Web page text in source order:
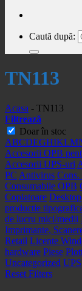
Caută după:
TN113
Acasa - TN113
Filtrează
Doar în stoc
ABCDEGHIKLM
Accesorii OPB
Accesorii UPS-uri
PC Antivirus Cons.
Consumabile OPB
Copiatoare Desktop
productie
de lucru mici/medii
Imprimante,
Retail Licente
hardware Piese
Uncategorized UPS
Reset Filters